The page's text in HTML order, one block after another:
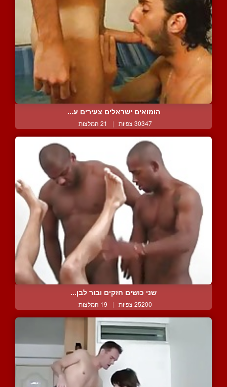
הומואים ישראלים צעירים ע...
30347 צפיות | 21 המלצות
שני כושים חזקים ובור לבן...
25200 צפיות | 19 המלצות